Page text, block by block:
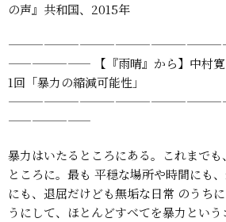
の声』共和国、2015年
——————— 【『雨晴』から】中村
1回「暴力の縮減可能性」
———————
暴力はいたるところにある。これまでも
ところに。最も 平穏な場所や時間にも
にも、退屈だけども無垢な日常 のうち
うにして、ほとんどすべてを暴力という